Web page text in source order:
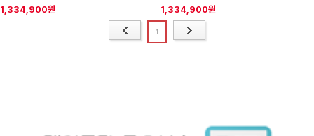
1,334,900원
1,334,900원
1